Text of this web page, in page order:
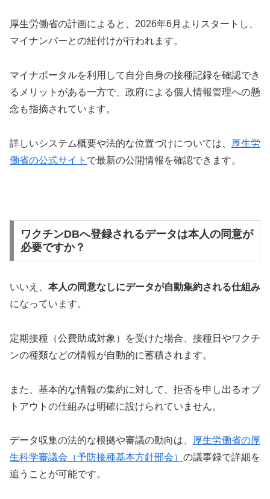
厚生労働省の計画によると、2026年6月よりスタートし、
マイナンバーとの紐付けが行われます。
マイナポータルを利用して自分自身の接種記録を確認でき
るメリットがある一方で、政府による個人情報管理への懸
念も指摘されています。
詳しいシステム概要や法的な位置づけについては、
厚生労
働省の公式サイト で最新の公開情報を確認できます。
ワクチンDBへ登録されるデータは本人の同意が
必要ですか？
いいえ、 本人の同意なしにデータが自動集約される仕組み
になっています。
定期接種（公費助成対象）を受けた場合、接種日やワクチ
ンの種類などの情報が自動的に蓄積されます。
また、基本的な情報の集約に対して、拒否を申し出るオプ
トアウトの仕組みは明確に設けられていません。
データ収集の法的な根拠や審議の動向は、
厚生労働省の厚
生科学審議会（予防接種基本方針部会） の議事録で詳細を
追うことが可能です。